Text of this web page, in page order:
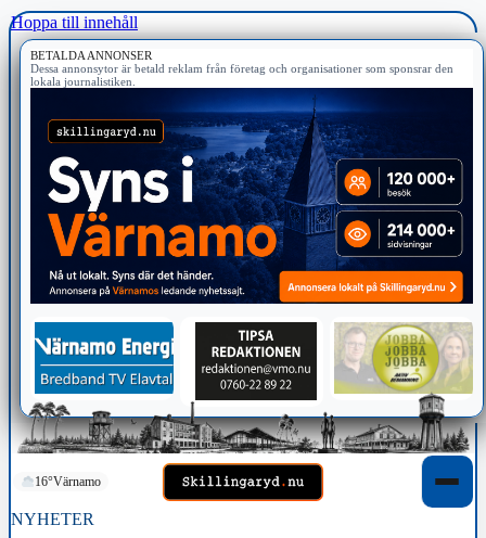
Hoppa till innehåll
BETALDA ANNONSER
Dessa annonsytor är betald reklam från företag och organisationer som sponsrar den
lokala journalistiken.
16°Värnamo
NYHETER